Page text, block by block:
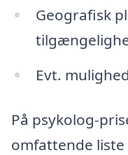
Geografisk
Evt.
På psykolog-
omfattende